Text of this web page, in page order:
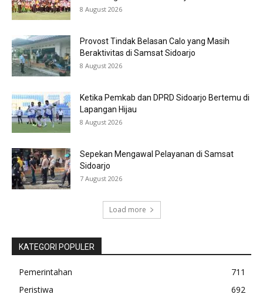
8 August 2026
Provost Tindak Belasan Calo yang Masih
Beraktivitas di Samsat Sidoarjo
8 August 2026
Ketika Pemkab dan DPRD Sidoarjo Bertemu di
Lapangan Hijau
8 August 2026
Sepekan Mengawal Pelayanan di Samsat
Sidoarjo
7 August 2026
Load more
KATEGORI POPULER
Pemerintahan
711
Peristiwa
692